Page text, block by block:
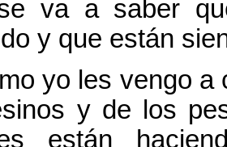
va a saber
y que están
yo les vengo a
y de los
están